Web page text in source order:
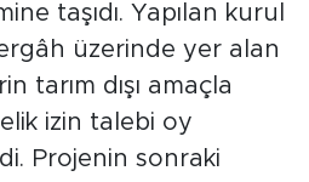
taşıdı. Yapılan kurul
üzerinde yer alan
tarım dışı amaçla
izin talebi oy
Projenin sonraki